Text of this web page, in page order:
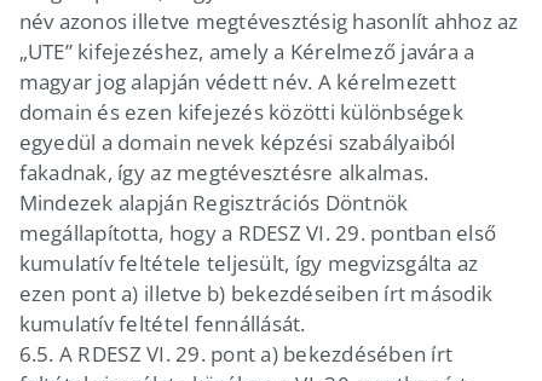
név azonos illetve megtévesztésig hasonlít ahhoz az
„UTE” kifejezéshez, amely a Kérelmező javára a
magyar jog alapján védett név. A kérelmezett
domain és ezen kifejezés közötti különbségek
egyedül a domain nevek képzési szabályaiból
fakadnak, így az megtévesztésre alkalmas.
Mindezek alapján Regisztrációs Döntnök
megállapította, hogy a RDESZ VI. 29. pontban első
kumulatív feltétele teljesült, így megvizsgálta az
ezen pont a) illetve b) bekezdéseiben írt második
kumulatív feltétel fennállását.
6.5. A RDESZ VI. 29. pont a) bekezdésében írt